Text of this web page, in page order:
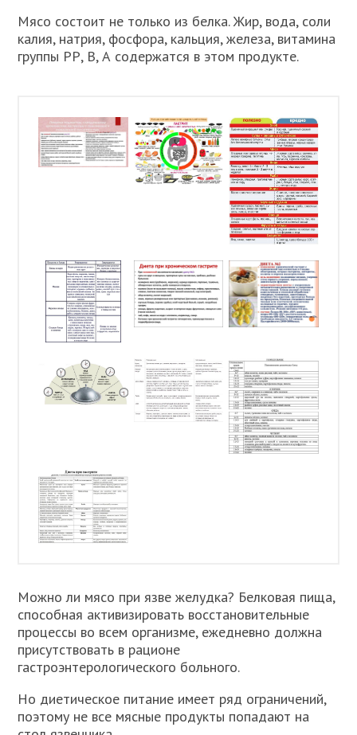
Мясо состоит не только из белка. Жир, вода, соли
калия, натрия, фосфора, кальция, железа, витамина
группы РР, В, А содержатся в этом продукте.
Можно ли мясо при язве желудка? Белковая пища,
способная активизировать восстановительные
процессы во всем организме, ежедневно должна
присутствовать в рационе
гастроэнтерологического больного.
Но диетическое питание имеет ряд ограничений,
поэтому не все мясные продукты попадают на